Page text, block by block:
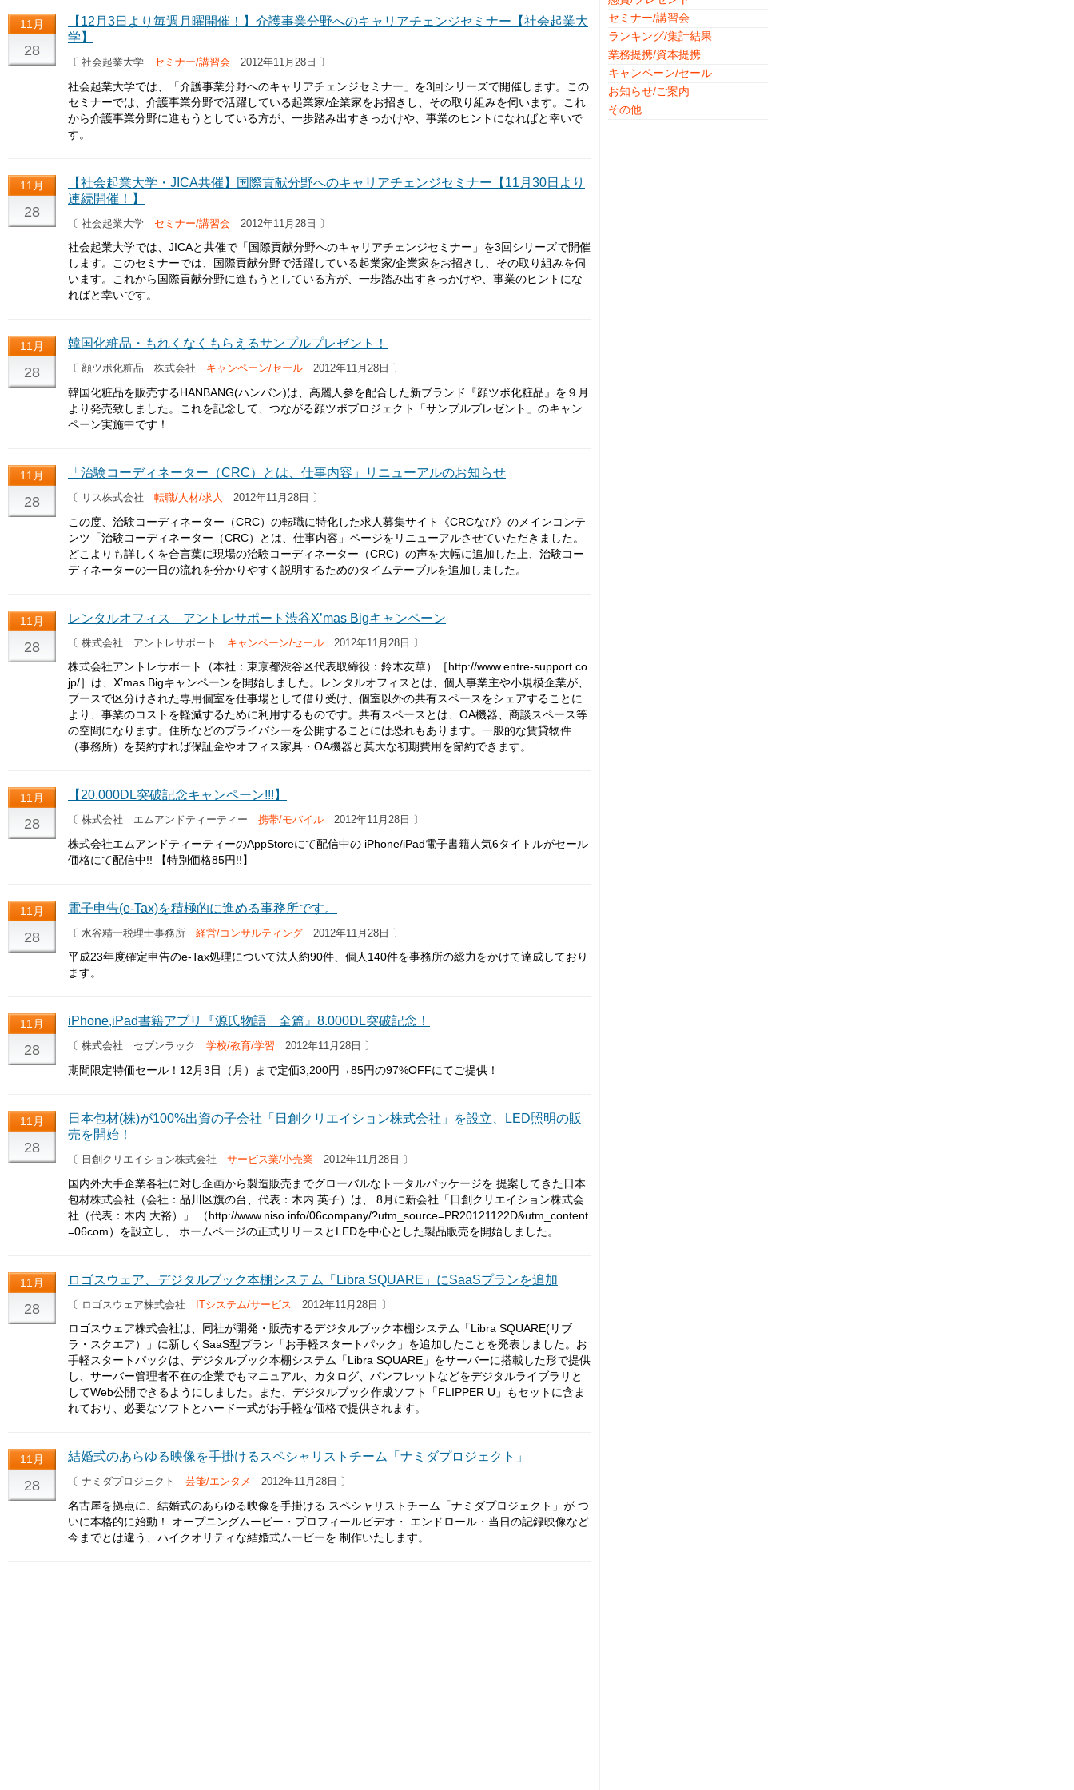
11月
28
【12月3日より毎週月曜開催！】介護事業分野へのキャリアチェンジセミナー【社会起業大
学】
〔 社会起業大学 セミナー/講習会 2012年11月28日 〕
社会起業大学では、「介護事業分野へのキャリアチェンジセミナー」を3回シリーズで開催します。この
セミナーでは、介護事業分野で活躍している起業家/企業家をお招きし、その取り組みを伺います。これ
から介護事業分野に進もうとしている方が、一歩踏み出すきっかけや、事業のヒントになればと幸いで
す。
11月
28
【社会起業大学・JICA共催】国際貢献分野へのキャリアチェンジセミナー【11月30日より
連続開催！】
〔 社会起業大学 セミナー/講習会 2012年11月28日 〕
社会起業大学では、JICAと共催で「国際貢献分野へのキャリアチェンジセミナー」を3回シリーズで開催
します。このセミナーでは、国際貢献分野で活躍している起業家/企業家をお招きし、その取り組みを伺
います。これから国際貢献分野に進もうとしている方が、一歩踏み出すきっかけや、事業のヒントにな
ればと幸いです。
11月
28
韓国化粧品・もれくなくもらえるサンプルプレゼント！
〔 顔ツボ化粧品 株式会社 キャンペーン/セール 2012年11月28日 〕
韓国化粧品を販売するHANBANG(ハンバン)は、高麗人参を配合した新ブランド『顔ツボ化粧品』を９月
より発売致しました。これを記念して、つながる顔ツボプロジェクト「サンプルプレゼント」のキャン
ペーン実施中です！
11月
28
「治験コーディネーター（CRC）とは、仕事内容」リニューアルのお知らせ
〔 リス株式会社 転職/人材/求人 2012年11月28日 〕
この度、治験コーディネーター（CRC）の転職に特化した求人募集サイト《CRCなび》のメインコンテ
ンツ「治験コーディネーター（CRC）とは、仕事内容」ページをリニューアルさせていただきました。
どこよりも詳しくを合言葉に現場の治験コーディネーター（CRC）の声を大幅に追加した上、治験コー
ディネーターの一日の流れを分かりやすく説明するためのタイムテーブルを追加しました。
11月
28
レンタルオフィス アントレサポート渋谷X’mas Bigキャンペーン
〔 株式会社 アントレサポート キャンペーン/セール 2012年11月28日 〕
株式会社アントレサポート（本社：東京都渋谷区代表取締役：鈴木友華）［http://www.entre-support.co.
jp/］は、X’mas Bigキャンペーンを開始しました。レンタルオフィスとは、個人事業主や小規模企業が、
ブースで区分けされた専用個室を仕事場として借り受け、個室以外の共有スペースをシェアすることに
より、事業のコストを軽減するために利用するものです。共有スペースとは、OA機器、商談スペース等
の空間になります。住所などのプライバシーを公開することには恐れもあります。一般的な賃貸物件
（事務所）を契約すれば保証金やオフィス家具・OA機器と莫大な初期費用を節約できます。
11月
28
【20.000DL突破記念キャンペーン!!!】
〔 株式会社 エムアンドティーティー 携帯/モバイル 2012年11月28日 〕
株式会社エムアンドティーティーのAppStoreにて配信中の iPhone/iPad電子書籍人気6タイトルがセール
価格にて配信中!! 【特別価格85円!!】
11月
28
電子申告(e-Tax)を積極的に進める事務所です。
〔 水谷精一税理士事務所 経営/コンサルティング 2012年11月28日 〕
平成23年度確定申告のe-Tax処理について法人約90件、個人140件を事務所の総力をかけて達成しており
ます。
11月
28
iPhone,iPad書籍アプリ『源氏物語 全篇』8.000DL突破記念！
〔 株式会社 セブンラック 学校/教育/学習 2012年11月28日 〕
期間限定特価セール！12月3日（月）まで定価3,200円→85円の97%OFFにてご提供！
11月
28
日本包材(株)が100%出資の子会社「日創クリエイション株式会社」を設立、LED照明の販
売を開始！
〔 日創クリエイション株式会社 サービス業/小売業 2012年11月28日 〕
国内外大手企業各社に対し企画から製造販売までグローバルなトータルパッケージを 提案してきた日本
包材株式会社（会社：品川区旗の台、代表：木内 英子）は、 8月に新会社「日創クリエイション株式会
社（代表：木内 大裕）」 （http://www.niso.info/06company/?utm_source=PR20121122D&utm_content
=06com）を設立し、 ホームページの正式リリースとLEDを中心とした製品販売を開始しました。
11月
28
ロゴスウェア、デジタルブック本棚システム「Libra SQUARE」にSaaSプランを追加
〔 ロゴスウェア株式会社 ITシステム/サービス 2012年11月28日 〕
ロゴスウェア株式会社は、同社が開発・販売するデジタルブック本棚システム「Libra SQUARE(リブ
ラ・スクエア）」に新しくSaaS型プラン「お手軽スタートパック」を追加したことを発表しました。お
手軽スタートパックは、デジタルブック本棚システム「Libra SQUARE」をサーバーに搭載した形で提供
し、サーバー管理者不在の企業でもマニュアル、カタログ、パンフレットなどをデジタルライブラリと
してWeb公開できるようにしました。また、デジタルブック作成ソフト「FLIPPER U」もセットに含ま
れており、必要なソフトとハード一式がお手軽な価格で提供されます。
11月
28
結婚式のあらゆる映像を手掛けるスペシャリストチーム「ナミダプロジェクト」
〔 ナミダプロジェクト 芸能/エンタメ 2012年11月28日 〕
名古屋を拠点に、結婚式のあらゆる映像を手掛ける スペシャリストチーム「ナミダプロジェクト」が つ
いに本格的に始動！ オープニングムービー・プロフィールビデオ・ エンドロール・当日の記録映像など
今までとは違う、ハイクオリティな結婚式ムービーを 制作いたします。
セミナー/講習会
ランキング/集計結果
業務提携/資本提携
キャンペーン/セール
お知らせ/ご案内
その他